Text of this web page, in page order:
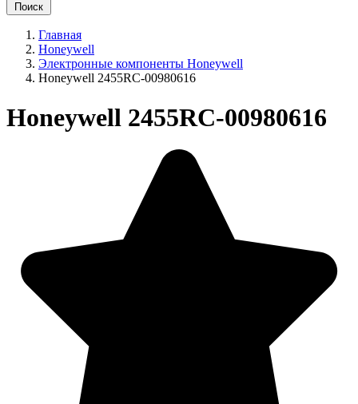
Поиск
Главная
Honeywell
Электронные компоненты Honeywell
Honeywell 2455RC-00980616
Honeywell 2455RC-00980616